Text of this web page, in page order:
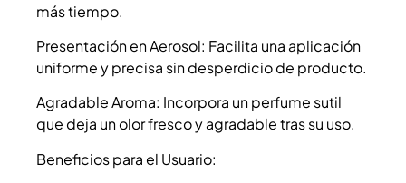
más tiempo.
Presentación en Aerosol: Facilita una aplicación
uniforme y precisa sin desperdicio de producto.
Agradable Aroma: Incorpora un perfume sutil
que deja un olor fresco y agradable tras su uso.
Beneficios para el Usuario: